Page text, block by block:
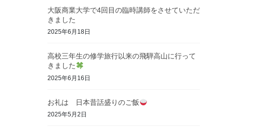
大阪商業大学で4回目の臨時講師をさせていただ
きました
2025年6月18日
高校三年生の修学旅行以来の飛騨高山に行って
きました
2025年6月16日
お礼は 日本昔話盛りのご飯
2025年5月2日